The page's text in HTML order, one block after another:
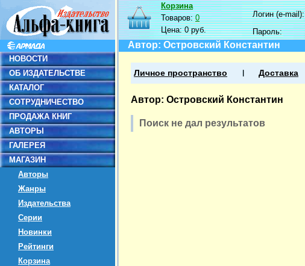
НОВОСТИ
ОБ ИЗДАТЕЛЬСТВЕ
КАТАЛОГ
СОТРУДНИЧЕСТВО
ПРОДАЖА КНИГ
АВТОРЫ
ГАЛЕРЕЯ
МАГАЗИН
Авторы
Жанры
Издательства
Серии
Новинки
Рейтинги
Корзина
Корзина
Товаров:0
Цена:0 руб.
Логин (e-mail):
Пароль:
Автор: Островский Константин
Личное пространство Доставка
Автор: Островский Константин
Поиск не дал результатов